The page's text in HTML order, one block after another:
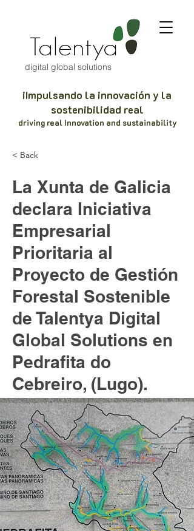
digital global solutions
iImpulsando la innovación y la
sostenibilidad real
driving real Innovation and sustainability
< Back
La Xunta de Galicia
declara Iniciativa
Empresarial
Prioritaria al
Proyecto de Gestión
Forestal Sostenible
de Talentya Digital
Global Solutions en
Pedrafita do
Cebreiro, (Lugo).